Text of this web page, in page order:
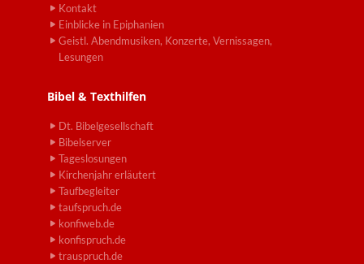
Kontakt
Einblicke in Epiphanien
Geistl. Abendmusiken, Konzerte, Vernissagen,
Lesungen
Bibel & Texthilfen
Dt. Bibelgesellschaft
Bibelserver
Tageslosungen
Kirchenjahr erläutert
Taufbegleiter
taufspruch.de
konfiweb.de
konfispruch.de
trauspruch.de